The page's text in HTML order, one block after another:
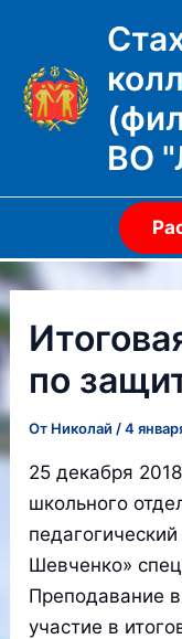
содержимому
ВО
по
От Николай /4
25 декабря
школьного
Шевченко»
Преподавание
участие в